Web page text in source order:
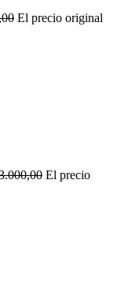
El precio original
El precio